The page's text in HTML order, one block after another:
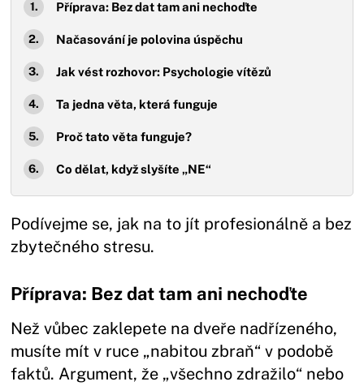
Příprava: Bez dat tam ani nechoďte
Načasování je polovina úspěchu
Jak vést rozhovor: Psychologie vítězů
Ta jedna věta, která funguje
Proč tato věta funguje?
Co dělat, když slyšíte „NE“
Podívejme se, jak na to jít profesionálně a bez
zbytečného stresu.
Příprava: Bez dat tam ani nechoďte
Než vůbec zaklepete na dveře nadřízeného,
musíte mít v ruce „nabitou zbraň“ v podobě
faktů. Argument, že „všechno zdražilo“ nebo